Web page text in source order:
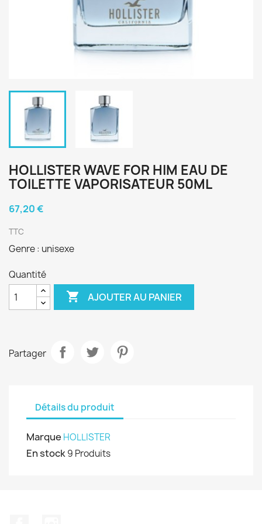
HOLLISTER WAVE FOR HIM EAU DE
TOILETTE VAPORISATEUR 50ML
67,20 €
TTC
Genre : unisexe
Quantité
 AJOUTER AU PANIER
Partager
Détails du produit
Marque HOLLISTER
En stock9 Produits